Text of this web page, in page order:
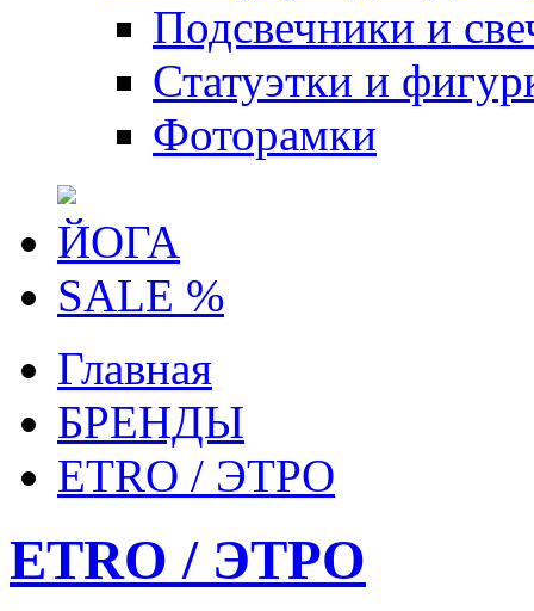
Подсвечники и
Статуэтки и
Фоторамки
ЙОГА
SALE %
Главная
БРЕНДЫ
ETRO / ЭТРО
ETRO / ЭТРО